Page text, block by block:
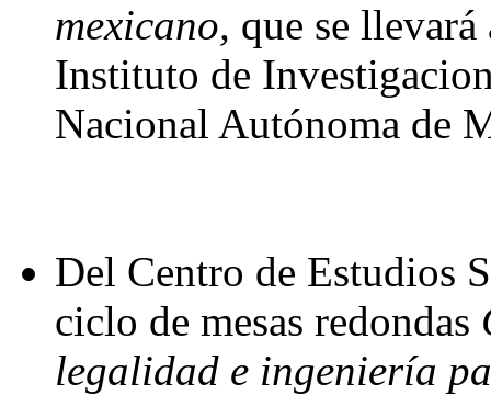
mexicano, que se
Instituto de
Nacional Autónoma de
Del Centro de Estudios
ciclo de mesas redondas
legalidad e ingeniería